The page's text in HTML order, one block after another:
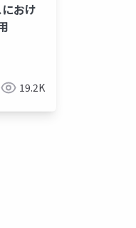
おけ
19.2K